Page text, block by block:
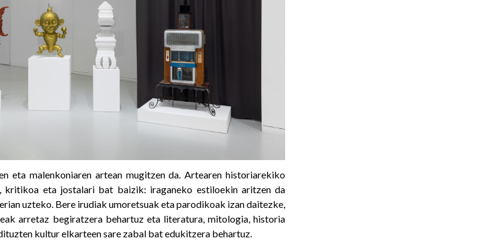
eta malenkoniaren artean mugitzen da. Artearen historiarekiko
kritikoa eta jostalari bat baizik: iraganeko estiloekin aritzen da
uzteko. Bere irudiak umoretsuak eta parodikoak izan daitezke,
arretaz begiratzera behartuz eta literatura, mitologia, historia
kultur elkarteen sare zabal bat edukitzera behartuz.